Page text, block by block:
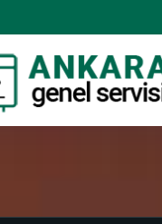
Her